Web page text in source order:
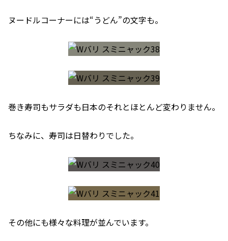
ヌードルコーナーには“うどん”の文字も。
巻き寿司もサラダも日本のそれとほとんど変わりません。
ちなみに、寿司は日替わりでした。
その他にも様々な料理が並んでいます。